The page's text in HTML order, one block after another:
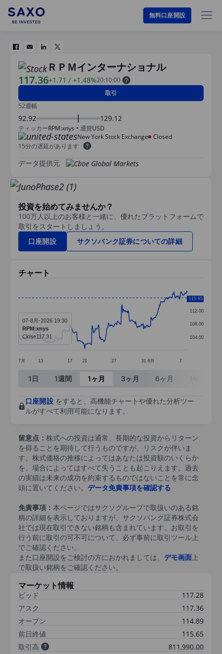
無料口座開設
ＲＰＭインターナショナル
117.36+1.71 / +1.48%20:10:00
取引
52週幅
92.92 129.12
ティッカーRPM:xnys 通貨USD
New York Stock Exchange
Closed
15分の遅延があります
データ提供元
投資を始めてみませんか？
100万人以上のお客様と一緒に、優れたプラットフォームで
取引をスタートしましょう。
口座開設
サクソバンク証券についての詳細
チャート
Line chart with 299 data points.
The chart has 1 X axis displaying categories.
The chart has 1 Y axis displaying values. Data
7月 13 17 21 27 31 8月 7
104.00
108.00
112.00
116.00
115.65
07-8月-2026 19:30
RPM:xnys
Close117.31
End of interactive chart.
1日 1週間 1ヶ月 3ヶ月 6ヶ月
口座開設をすると、高機能チャートや優れた分析ツー
ルがすべて利用可能になります。
留意点： 株式への投資は通常、長期的な投資からリターン
を得ることを期待して行うものですが、リスクが伴いま
す。株式価格の推移によってはあなたは投資額のいくらか
を、場合によってはすべて失うことも起こりえます。過去
の実績は未来の成功を約束するものではないことを常に念
頭に置いてください。 データ免責事項を確認する
免責事項： 本ページではサクソグループで取扱いのある銘
柄の詳細を表示しておりますが、サクソバンク証券株式会
社では現在取引できない銘柄も含まれています。お取引を
行う前に取引の可不可について、必ず事前に取引ツール上
でご確認ください。
また口座開設をご検討の方におかれましては、 デモ画面 上
で取扱い銘柄をご確認ください。
マーケット情報
ビッド
117.28
アスク
117.36
オープン
114.89
前日終値
115.65
取引高
811,990.00